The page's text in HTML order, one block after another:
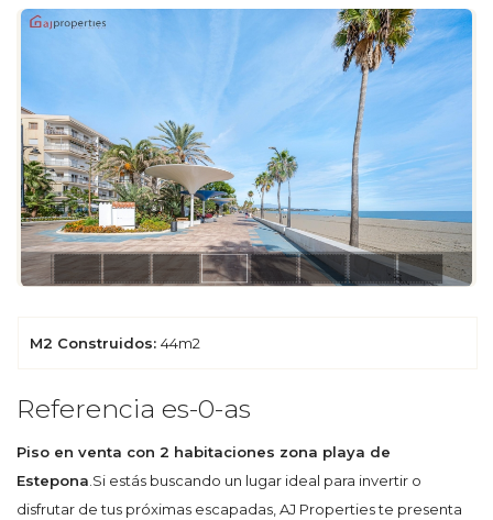
M2 Construidos: 44m2
Referencia es-0-as
Piso en venta con 2 habitaciones zona playa de
Estepona .Si estás buscando un lugar ideal para invertir o
disfrutar de tus próximas escapadas, AJ Properties te presenta